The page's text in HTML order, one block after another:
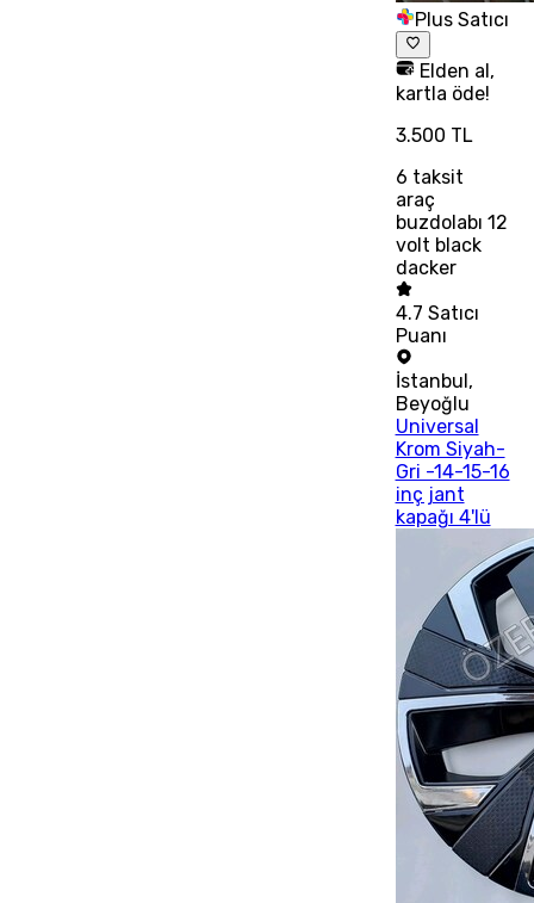
Plus Satıcı
Elden al,
kartla öde!
3.500 TL
6 taksit
araç
buzdolabı 12
volt black
dacker
4.7 Satıcı
Puanı
İstanbul,
Beyoğlu
Universal
Krom Siyah-
Gri -14-15-16
inç jant
kapağı 4'lü